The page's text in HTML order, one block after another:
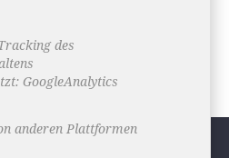
Büddenstedt
des
GoogleAnalytics
anderen Plattformen